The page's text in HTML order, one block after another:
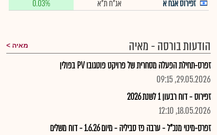
זפירוס אגח א
אג"ח ת"א 0.03%
הודעות בורסה - מאיה מאיה
זפרס-תחילת הפעלה מסחרית של פרויקט פוטגובו PV בפולין
29.05.2026, 09:15
זפירוס - דוח רבעון 1 לשנת 2026
18.05.2026, 12:10
זפרס-מינוי מנכ"ל - ערבה פז סביליה - מיום 1.6.26 - דוח משלים